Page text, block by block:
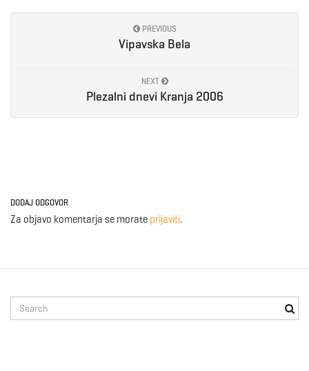
PREVIOUS
Vipavska Bela
NEXT
Plezalni dnevi Kranja 2006
DODAJ ODGOVOR
Za objavo komentarja se morate prijaviti.
e